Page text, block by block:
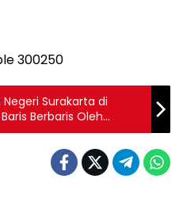
Surakarta di
Berbaris Oleh